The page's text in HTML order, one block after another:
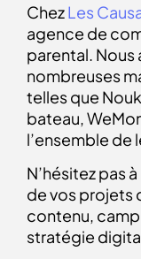
ChezLes
agence de
parental.
nombreuses
telles que
bateau,
l’ensemble de
N’hésitez pas
de vos projets
contenu,
stratégie